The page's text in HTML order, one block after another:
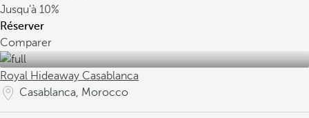
Jusqu’à 10%
Réserver
Comparer
Royal Hideaway Casablanca
Casablanca, Morocco